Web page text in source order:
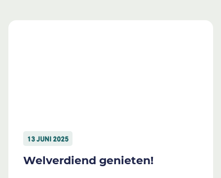
13 JUNI 2025
Welverdiend genieten!